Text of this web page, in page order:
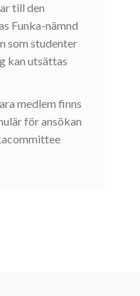
till den
Funka-nämnd
som studenter
kan utsättas
medlem finns
för ansökan